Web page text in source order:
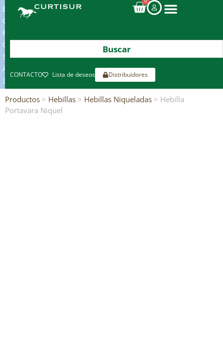
ENVIOS
GRATIS
POR
COMPRAS
SUPERIORES
A
300€*
CONTACTO Lista de deseos Distribuidores
Productos > Hebillas > Hebillas Niqueladas > Hebilla
Portavara Niquel